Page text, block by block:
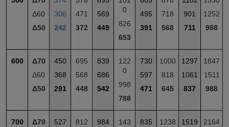
Δ60
Δ50
306
242
471
372
569
449
0
826
653
495
391
718
568
901
711
1252
988
600
Δ70
Δ60
Δ50
450
368
291
695
568
448
839
686
542
122
0
998
788
730
597
471
1000
818
645
1297
1061
837
1847
1511
988
700
Δ70
527
812
984
143
835
1238
1519
2164